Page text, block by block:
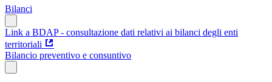
Bilanci
Link a BDAP - consultazione dati relativi ai bilanci degli enti
territoriali
Bilancio preventivo e consuntivo